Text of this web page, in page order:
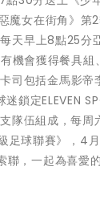
魔女在街角》第2
天早上8點25分
機會獲得餐具組
司包括金馬影帝
鎖定ELEVEN
伍組成，每周
足球聯賽》，4
聯，一起為喜愛